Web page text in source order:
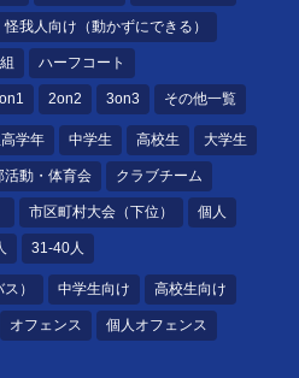
怪我人向け（動かずにできる）
ハーフコート
2on2 3on3 その他一覧
学年 中学生 高校生 大学生
活動・体育会 クラブチーム
市区町村大会（下位） 個人
31-40人
） 中学生向け 高校生向け
オフェンス 個人オフェンス